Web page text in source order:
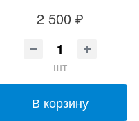
2 500 ₽
шт
В корзину